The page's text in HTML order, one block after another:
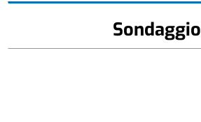
Sondaggio